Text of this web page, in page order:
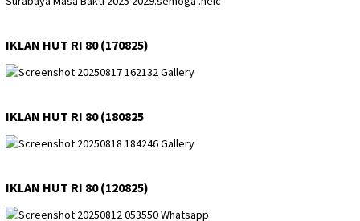
IKLAN HUT RI 80 (170825)
IKLAN HUT RI 80 (180825
IKLAN HUT RI 80 (120825)